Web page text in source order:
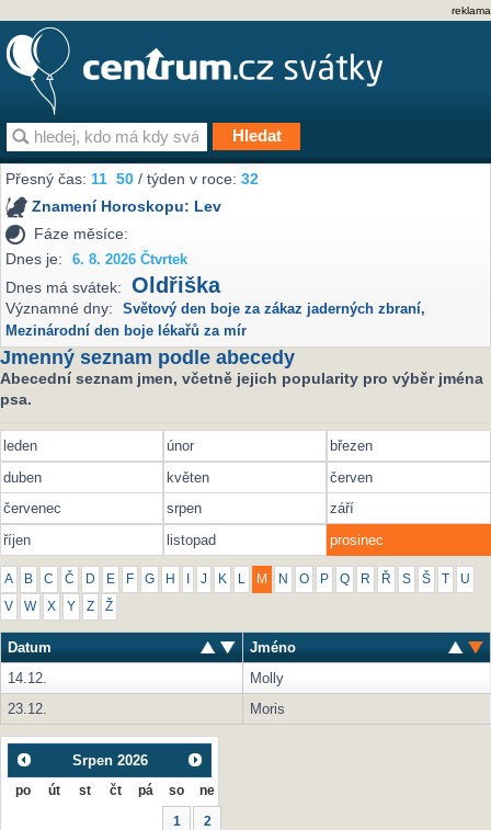
reklama
Přesný čas:11 50 / týden v roce:32
Znamení Horoskopu: Lev
Fáze měsíce:
Dnes je:
6. 8. 2026 Čtvrtek
Dnes má svátek: Oldřiška
Významné dny: Světový den boje za zákaz jaderných zbraní,
Mezinárodní den boje lékařů za mír
Jmenný seznam podle abecedy
Abecední seznam jmen, včetně jejich popularity pro výběr jména
psa.
leden únor
březen
duben
květen
červen
červenec
srpen
září
říjen
listopad prosinec
A B C Č D E F G H J K L M N O P Q R Ř S Š U
V W X Y Z Ž
Datum
Jméno
14.12.
Molly
23.12.
Moris
Srpen 2026
po út st čt pá so ne
1 2